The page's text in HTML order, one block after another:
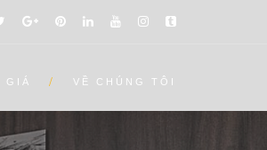
GIÁ VỀ CHÚNG TÔI